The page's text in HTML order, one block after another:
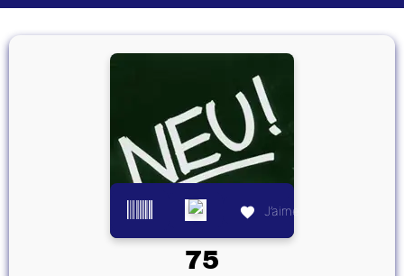
J’aime
75